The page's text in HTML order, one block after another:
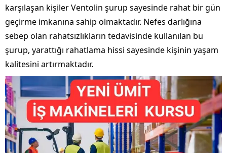
karşılaşan kişiler Ventolin şurup sayesinde rahat bir gün
geçirme imkanına sahip olmaktadır. Nefes darlığına
sebep olan rahatsızlıkların tedavisinde kullanılan bu
şurup, yarattığı rahatlama hissi sayesinde kişinin yaşam
kalitesini artırmaktadır.